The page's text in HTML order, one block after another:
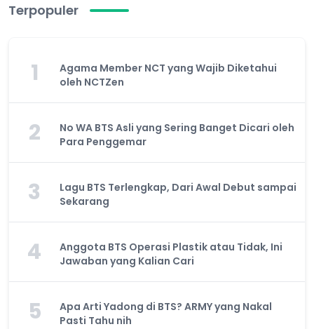
Terpopuler
1
Agama Member NCT yang Wajib Diketahui
oleh NCTZen
2
No WA BTS Asli yang Sering Banget Dicari oleh
Para Penggemar
3
Lagu BTS Terlengkap, Dari Awal Debut sampai
Sekarang
4
Anggota BTS Operasi Plastik atau Tidak, Ini
Jawaban yang Kalian Cari
5
Apa Arti Yadong di BTS? ARMY yang Nakal
Pasti Tahu nih